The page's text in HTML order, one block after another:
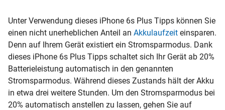
Unter Verwendung dieses iPhone 6s Plus Tipps können Sie
einen nicht unerheblichen Anteil an Akkulaufzeit einsparen.
Denn auf Ihrem Gerät existiert ein Stromsparmodus. Dank
dieses iPhone 6s Plus Tipps schaltet sich Ihr Gerät ab 20%
Batterieleistung automatisch in den genannten
Stromsparmodus. Während dieses Zustands hält der Akku
in etwa drei weitere Stunden. Um den Stromsparmodus bei
20% automatisch anstellen zu lassen, gehen Sie auf